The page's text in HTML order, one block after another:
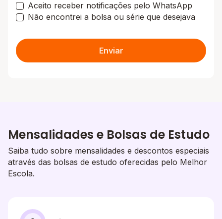
Aceito receber notificações pelo WhatsApp
Não encontrei a bolsa ou série que desejava
Enviar
Mensalidades e Bolsas de Estudo
Saiba tudo sobre mensalidades e descontos especiais
através das bolsas de estudo oferecidas pelo Melhor
Escola.